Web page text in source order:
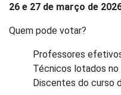
26 e 27 de março de
Quem pode votar?
Professores
Técnicos lotados
Discentes do curso